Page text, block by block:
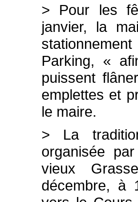
> Pour les
janvier, la
Parking, «
puissent
emplettes et
le maire.
> La
organisée
vieux
décembre, à